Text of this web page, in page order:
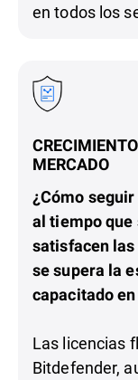
en todos los
MERCADO
¿Cómo
al tiempo que
satisfacen
se supera la
capacitado
Las licencias
Bitdefender,